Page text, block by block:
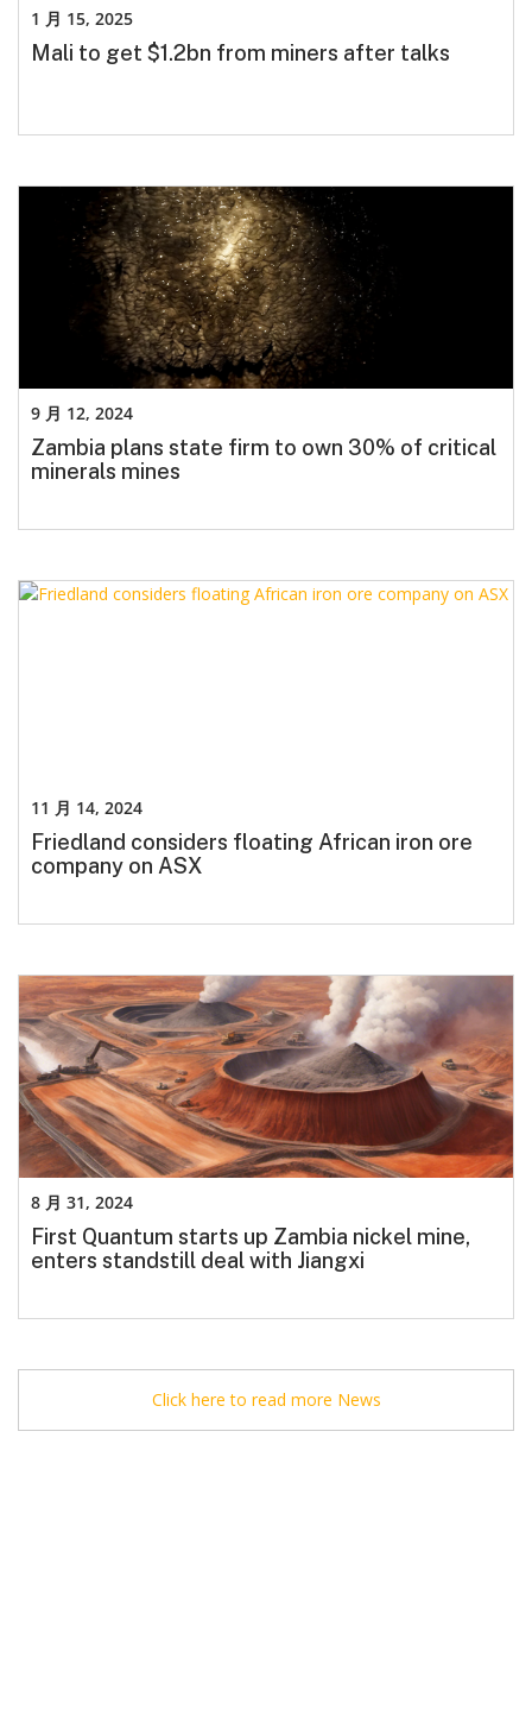
Mali to get $1.2bn from miners after talks
1 月 15, 2025
Zambia plans state firm to own 30% of critical
minerals mines
9 月 12, 2024
Friedland considers floating African iron ore
company on ASX
11 月 14, 2024
First Quantum starts up Zambia nickel mine,
enters standstill deal with Jiangxi
8 月 31, 2024
Click here to read more News